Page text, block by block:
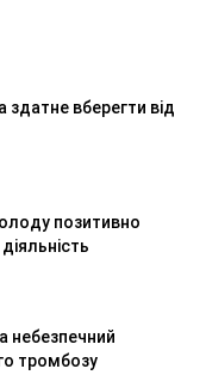
здатне вберегти від
позитивно
небезпечний
тромбозу